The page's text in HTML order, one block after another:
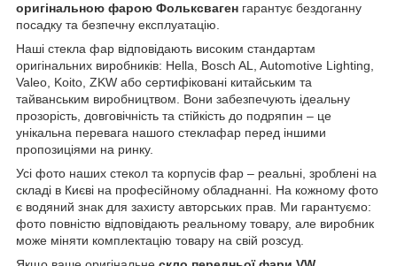
оригінальною фарою Фольксваген гарантує бездоганну
посадку та безпечну експлуатацію.
Наші стекла фар відповідають високим стандартам
оригінальних виробників: Hella, Bosch AL, Automotive Lighting,
Valeo, Koito, ZKW або сертифіковані китайським та
тайванським виробництвом. Вони забезпечують ідеальну
прозорість, довговічність та стійкість до подряпин – це
унікальна перевага нашого стеклафар перед іншими
пропозиціями на ринку.
Усі фото наших стекол та корпусів фар – реальні, зроблені на
складі в Києві на професійному обладнанні. На кожному фото
є водяний знак для захисту авторських прав. Ми гарантуємо:
фото повністю відповідають реальному товару, але виробник
може міняти комплектацію товару на свій розсуд.